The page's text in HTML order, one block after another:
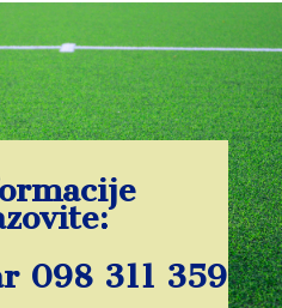
098 311 359